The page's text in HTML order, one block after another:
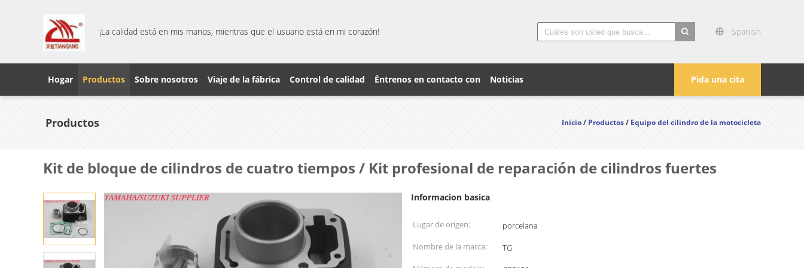
¡La calidad está en mis manos, mientras que el usuario está en mi corazón!
Spanish
Pida una cita
Hogar Productos Sobre nosotros Viaje de la fábrica Control de calidad Éntrenos en contacto con Noticias
Productos Inicio/Productos/Equipo del cilindro de la motocicleta
Kit de bloque de cilindros de cuatro tiempos / Kit profesional de reparación de cilindros fuertes
Informacion basica
Lugar de origen:
porcelana
Nombre de la marca:
TG